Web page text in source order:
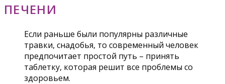
ПЕЧЕНИ
Если раньше были популярны различные
травки, снадобья, то современный человек
предпочитает простой путь – принять
таблетку, которая решит все проблемы со
здоровьем.